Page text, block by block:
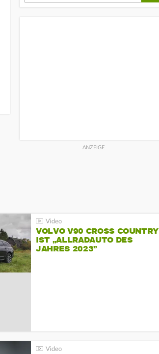
VOLVO V90 CROSS COUNTRY
IST „ALLRADAUTO DES
JAHRES 2023”